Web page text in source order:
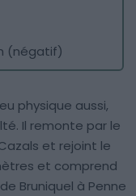
(négatif)
physique aussi,
Il remonte par le
et rejoint le
et comprend
Bruniquel à Penne